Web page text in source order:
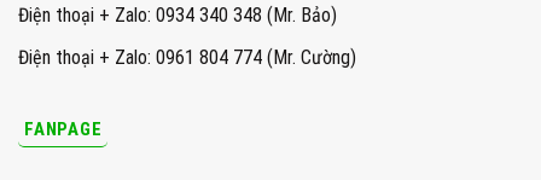
Điện thoại + Zalo: 0934 340 348 (Mr. Bảo)
Điện thoại + Zalo: 0961 804 774 (Mr. Cường)
FANPAGE